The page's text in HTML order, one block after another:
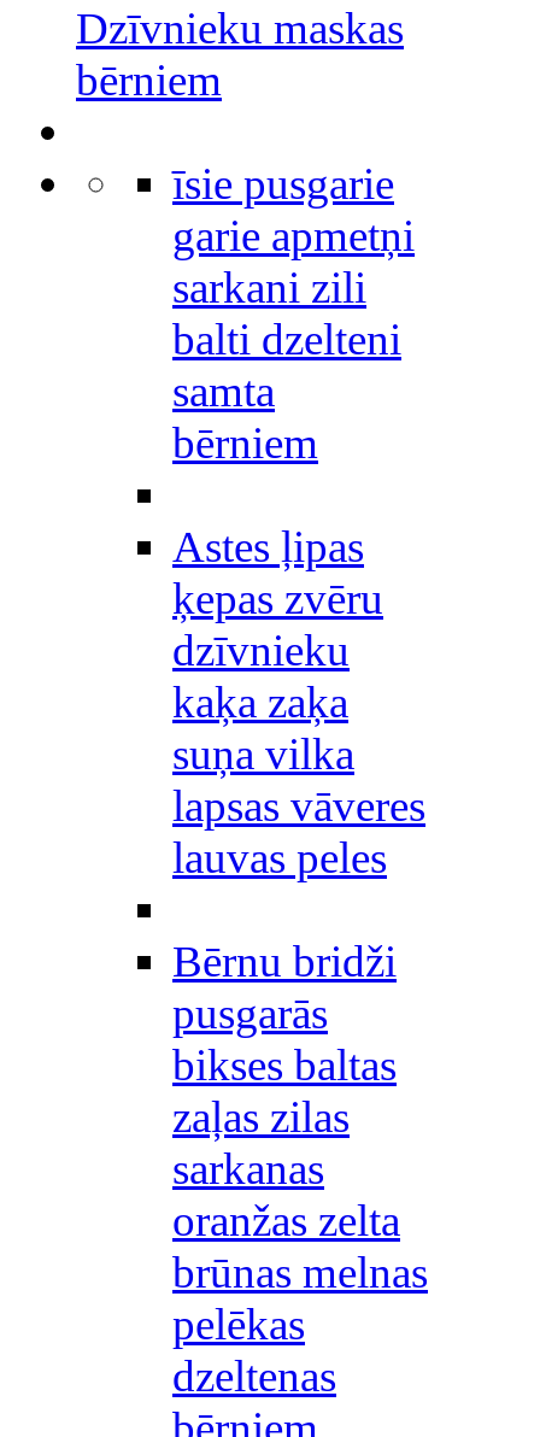
Dzīvnieku maskas
bērniem
īsie pusgarie
garie apmetņi
sarkani zili
balti dzelteni
samta
bērniem
Astes ļipas
ķepas zvēru
dzīvnieku
kaķa zaķa
suņa vilka
lapsas vāveres
lauvas peles
Bērnu bridži
pusgarās
bikses baltas
zaļas zilas
sarkanas
oranžas zelta
brūnas melnas
pelēkas
dzeltenas